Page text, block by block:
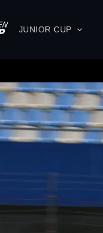
JUNIOR CUP